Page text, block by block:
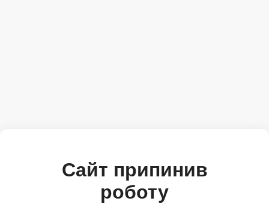
Сайт припинив
роботу